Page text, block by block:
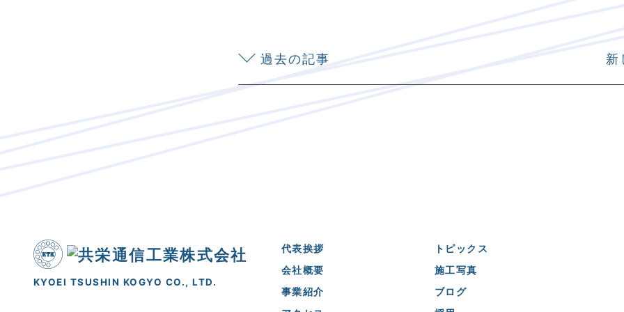
過去の記事 新
KYOEI TSUSHIN KOGYO CO., LTD.
代表挨拶
会社概要
事業紹介
トピックス
施工写真
ブログ